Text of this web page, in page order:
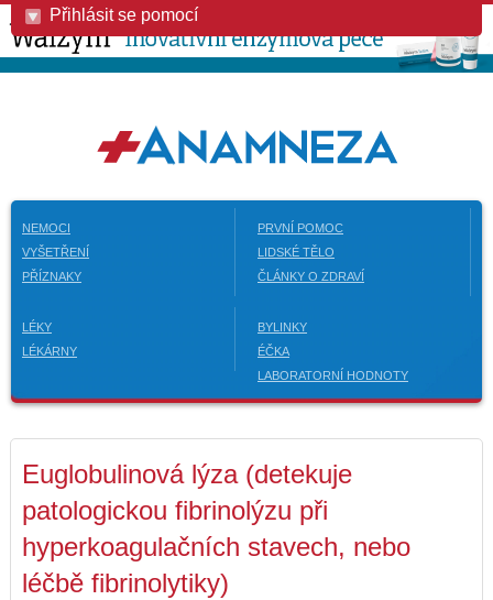
Přihlásit se pomocí
NEMOCI
VYŠETŘENÍ
PŘÍZNAKY
PRVNÍ POMOC
LIDSKÉ TĚLO
ČLÁNKY O ZDRAVÍ
LÉKY
LÉKÁRNY
BYLINKY
ÉČKA
LABORATORNÍ HODNOTY
Euglobulinová lýza (detekuje
patologickou fibrinolýzu při
hyperkoagulačních stavech, nebo
léčbě fibrinolytiky)